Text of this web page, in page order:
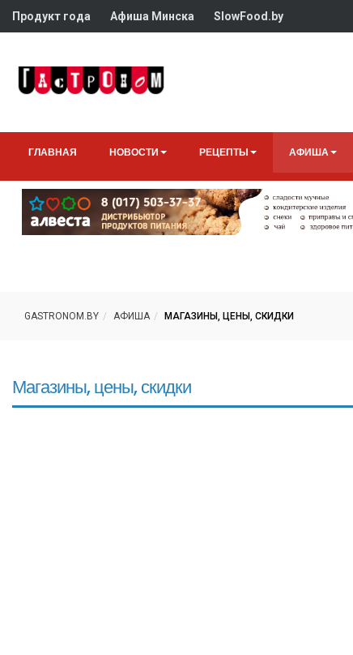
Продукт года Афиша Минска SlowFood.by
ГЛАВНАЯ НОВОСТИ РЕЦЕПТЫ АФИША
GASTRONOM.BY АФИША МАГАЗИНЫ, ЦЕНЫ, СКИДКИ
Магазины, цены, скидки